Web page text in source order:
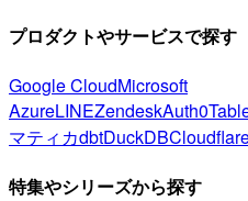
プロダクトやサービスで探す
Google CloudMicrosoft
AzureLINEZendeskAuth0
マティカdbtDuckDB
特集やシリーズから探す